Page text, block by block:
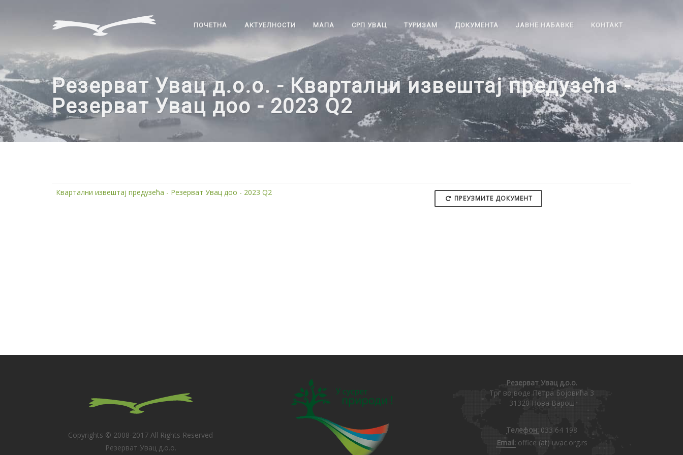
ПОЧЕТНА АКТУЕЛНОСТИ МАПА СРП УВАЦ ТУРИЗАМ ДОКУМЕНТА ЈАВНЕ НАБАВКЕ КОНТАКТ
Резерват Увац д.о.о. - Квартални извештај предузећа -
Резерват Увац доо - 2023 Q2
Квартални извештај предузећа - Резерват Увац доо - 2023 Q2
ПРЕУЗМИТЕ ДОКУМЕНТ
Copyrights © 2008-2017 All Rights Reserved
Резерват Увац д.о.о.
Резерват Увац д.о.о.
Трг војводе Петра Бојовића 3
31320 Нова Варош
Телефон: 033 64 198
Email:office (at) uvac.org.rs